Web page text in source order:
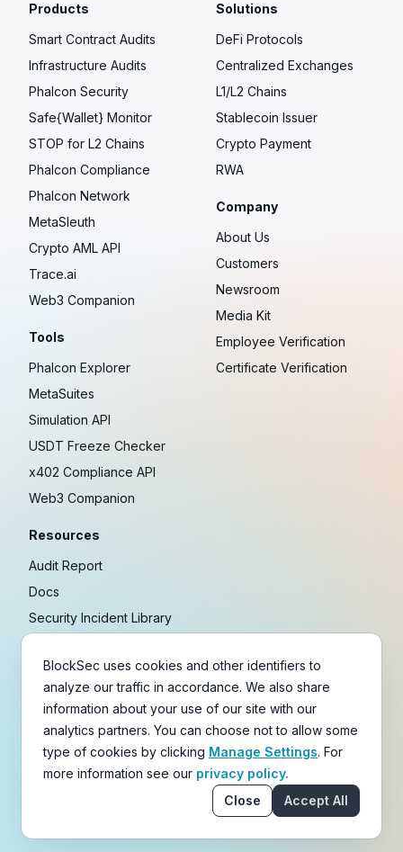
Products
Smart Contract Audits
Infrastructure Audits
Phalcon Security
Safe{Wallet} Monitor
STOP for L2 Chains
Phalcon Compliance
Phalcon Network
MetaSleuth
Crypto AML API
Trace.ai
Web3 Companion
Tools
Phalcon Explorer
MetaSuites
Simulation API
USDT Freeze Checker
x402 Compliance API
Web3 Companion
Resources
Audit Report
Docs
Security Incident Library
Research
Guides
Crypto Payment Playbook
Solutions
DeFi Protocols
Centralized Exchanges
L1/L2 Chains
Stablecoin Issuer
Crypto Payment
RWA
Company
About Us
Customers
Newsroom
Media Kit
Employee Verification
Certificate Verification
Copyright © 2021-2026BlockSec
Terms & Policies & Disclaimer
TelegramYouTubeLinkedin GitHub
BlockSec uses cookies and other identifiers to
analyze our traffic in accordance. We also share
information about your use of our site with our
analytics partners. You can choose not to allow some
type of cookies by clicking Manage Settings. For
more information see our privacy policy.
Close
Accept All